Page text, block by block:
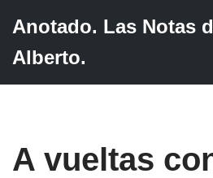
Saltar
Anotado. Las Notas
Alberto.
A vueltas